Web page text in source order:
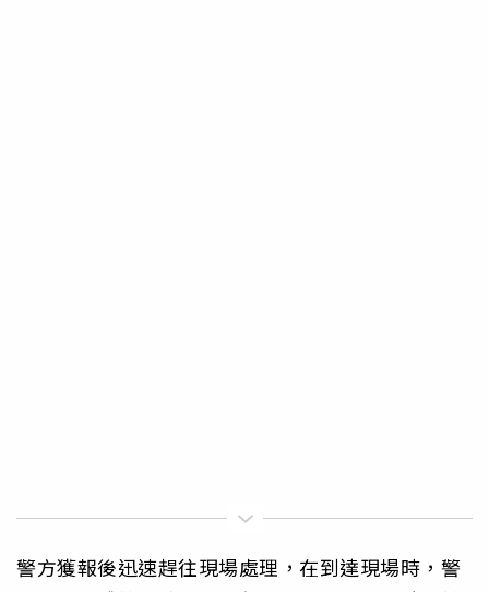
警方獲報後迅速趕往現場處理，在到達現場時，警